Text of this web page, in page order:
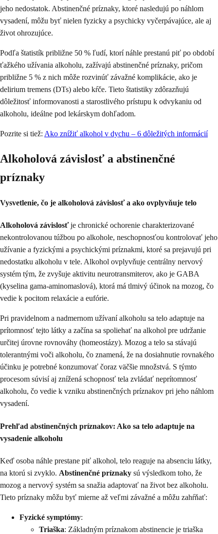
jeho nedostatok. Abstinenčné príznaky, ktoré nasledujú po náhlom
vysadení, môžu byť nielen fyzicky a psychicky vyčerpávajúce, ale aj
život ohrozujúce.
Podľa štatistík približne 50 % ľudí, ktorí náhle prestanú piť po období
ťažkého užívania alkoholu, zažívajú abstinenčné príznaky, pričom
približne 5 % z nich môže rozvinúť závažné komplikácie, ako je
delirium tremens (DTs) alebo kŕče. Tieto štatistiky zdôrazňujú
dôležitosť informovanosti a starostlivého prístupu k odvykaniu od
alkoholu, ideálne pod lekárskym dohľadom.
Pozrite si tiež: Ako znížiť alkohol v dychu – 6 dôležitých informácií
Alkoholová závislosť a abstinenčné
príznaky
Vysvetlenie, čo je alkoholová závislosť a ako ovplyvňuje telo
Alkoholová závislosťje chronické ochorenie charakterizované
nekontrolovanou túžbou po alkohole, neschopnosťou kontrolovať jeho
užívanie a fyzickými a psychickými príznakmi, ktoré sa prejavujú pri
nedostatku alkoholu v tele. Alkohol ovplyvňuje centrálny nervový
systém tým, že zvyšuje aktivitu neurotransmiterov, ako je GABA
(kyselina gama-aminomaslová), ktorá má tlmivý účinok na mozog, čo
vedie k pocitom relaxácie a eufórie.
Pri pravidelnom a nadmernom užívaní alkoholu sa telo adaptuje na
prítomnosť tejto látky a začína sa spoliehať na alkohol pre udržanie
určitej úrovne rovnováhy (homeostázy). Mozog a telo sa stávajú
tolerantnými voči alkoholu, čo znamená, že na dosiahnutie rovnakého
účinku je potrebné konzumovať čoraz väčšie množstvá. S týmto
procesom súvisí aj znížená schopnosť tela zvládať neprítomnosť
alkoholu, čo vedie k vzniku abstinenčných príznakov pri jeho náhlom
vysadení.
Prehľad abstinenčných príznakov: Ako sa telo adaptuje na
vysadenie alkoholu
Keď osoba náhle prestane piť alkohol, telo reaguje na absenciu látky,
na ktorú si zvyklo. Abstinenčné príznaky sú výsledkom toho, že
mozog a nervový systém sa snažia adaptovať na život bez alkoholu.
Tieto príznaky môžu byť mierne až veľmi závažné a môžu zahŕňať:
Fyzické symptómy:
Triaška: Základným príznakom abstinencie je triaška